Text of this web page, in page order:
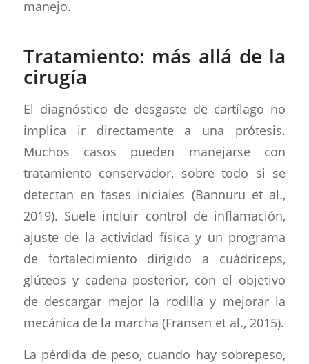
manejo.
Tratamiento: más allá de la
cirugía
El diagnóstico de desgaste de cartílago no
implica ir directamente a una prótesis.
Muchos casos pueden manejarse con
tratamiento conservador, sobre todo si se
detectan en fases iniciales (Bannuru et al.,
2019). Suele incluir control de inflamación,
ajuste de la actividad física y un programa
de fortalecimiento dirigido a cuádriceps,
glúteos y cadena posterior, con el objetivo
de descargar mejor la rodilla y mejorar la
mecánica de la marcha (Fransen et al., 2015).
La pérdida de peso, cuando hay sobrepeso,